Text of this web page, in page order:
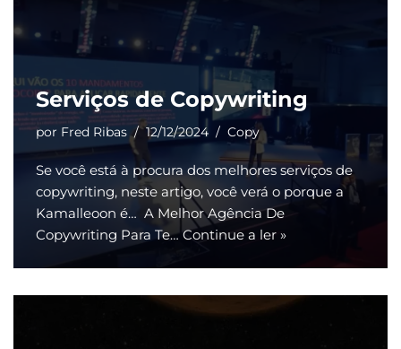
Serviços de Copywriting
por Fred Ribas 12/12/2024 Copy
Se você está à procura dos melhores serviços de
copywriting, neste artigo, você verá o porque a
Kamalleoon é… A Melhor Agência De
Copywriting Para Te…Continue a ler »